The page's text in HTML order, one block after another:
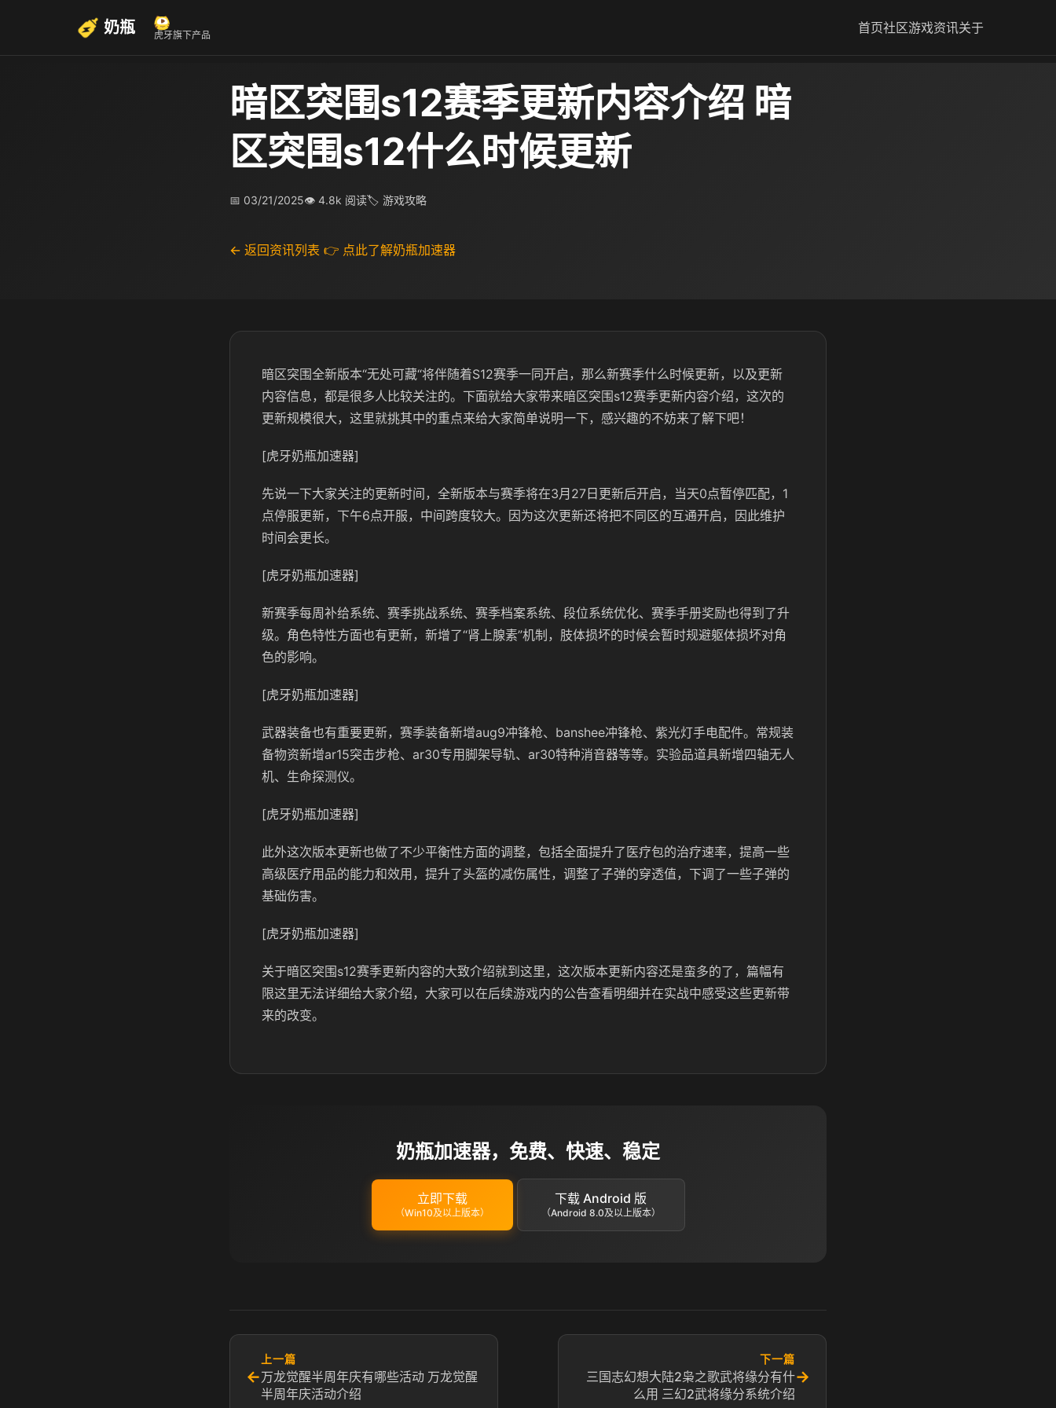
奶瓶 虎牙旗下产品 首页社区游戏资讯关于
暗区突围s12赛季更新内容介绍 暗
区突围s12什么时候更新
📅 03/21/2025👁 4.8k 阅读🏷 游戏攻略
← 返回资讯列表 👉 点此了解奶瓶加速器
暗区突围全新版本“无处可藏“将伴随着S12赛季一同开启，那么新赛季什么时候更新，以及更新
内容信息，都是很多人比较关注的。下面就给大家带来暗区突围s12赛季更新内容介绍，这次的
更新规模很大，这里就挑其中的重点来给大家简单说明一下，感兴趣的不妨来了解下吧！
[虎牙奶瓶加速器]
先说一下大家关注的更新时间，全新版本与赛季将在3月27日更新后开启，当天0点暂停匹配，1
点停服更新，下午6点开服，中间跨度较大。因为这次更新还将把不同区的互通开启，因此维护
时间会更长。
[虎牙奶瓶加速器]
新赛季每周补给系统、赛季挑战系统、赛季档案系统、段位系统优化、赛季手册奖励也得到了升
级。角色特性方面也有更新，新增了“肾上腺素”机制，肢体损坏的时候会暂时规避躯体损坏对角
色的影响。
[虎牙奶瓶加速器]
武器装备也有重要更新，赛季装备新增aug9冲锋枪、banshee冲锋枪、紫光灯手电配件。常规装
备物资新增ar15突击步枪、ar30专用脚架导轨、ar30特种消音器等等。实验品道具新增四轴无人
机、生命探测仪。
[虎牙奶瓶加速器]
此外这次版本更新也做了不少平衡性方面的调整，包括全面提升了医疗包的治疗速率，提高一些
高级医疗用品的能力和效用，提升了头盔的减伤属性，调整了子弹的穿透值，下调了一些子弹的
基础伤害。
[虎牙奶瓶加速器]
关于暗区突围s12赛季更新内容的大致介绍就到这里，这次版本更新内容还是蛮多的了，篇幅有
限这里无法详细给大家介绍，大家可以在后续游戏内的公告查看明细并在实战中感受这些更新带
来的改变。
奶瓶加速器，免费、快速、稳定
立即下载
（Win10及以上版本）
下载 Android 版
（Android 8.0及以上版本）
←
上一篇
万龙觉醒半周年庆有哪些活动 万龙觉醒
半周年庆活动介绍
下一篇
三国志幻想大陆2枭之歌武将缘分有什
么用 三幻2武将缘分系统介绍​
→